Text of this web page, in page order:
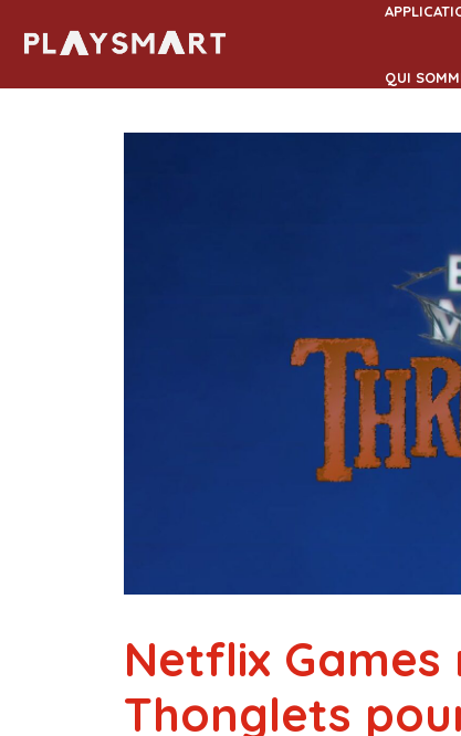
QUI
Netflix
Thonglets